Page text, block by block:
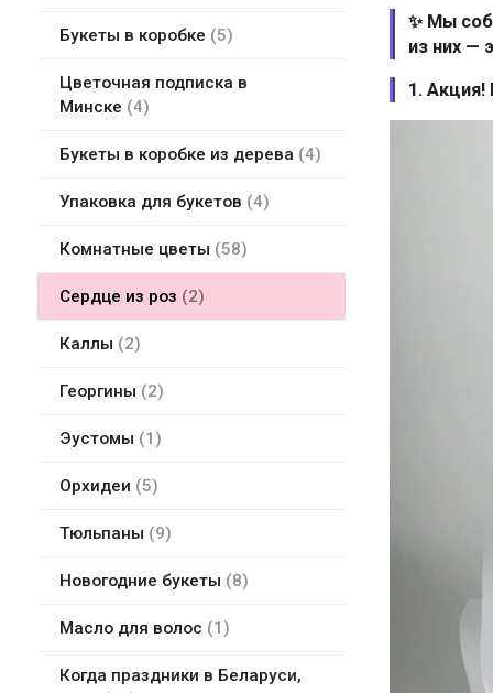
Букеты в коробке 5
Цветочная подписка в
Минске
4
Букеты в коробке из дерева 4
Упаковка для букетов 4
Комнатные цветы 58
Сердце из роз 2
Каллы 2
Георгины 2
Эустомы 1
Орхидеи 5
Тюльпаны 9
Новогодние букеты 8
Масло для волос 1
Когда праздники в Беларуси,
✨ Мы
из них —
1.